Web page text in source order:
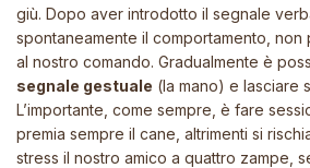
giù. Dopo aver introdotto il segnale
spontaneamente il comportamento, non
al nostro comando. Gradualmente è
segnale gestuale (la mano) e lasciare
L’importante, come sempre, è fare
premia sempre il cane, altrimenti si
stress il nostro amico a quattro zampe,